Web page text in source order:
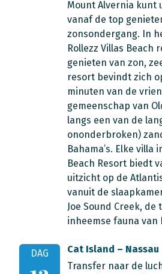
Mount Alvernia kunt
vanaf de top
zonsondergang. In
Rollezz Villas Beach
genieten van zon,
resort bevindt zich
minuten van de
gemeenschap van
langs een van de
ononderbroken)
Bahama’s. Elke villa
Beach Resort biedt
uitzicht op de
vanuit de
Joe Sound Creek,
inheemse fauna van
DAG
Cat Island – Nassau
Transfer naar de